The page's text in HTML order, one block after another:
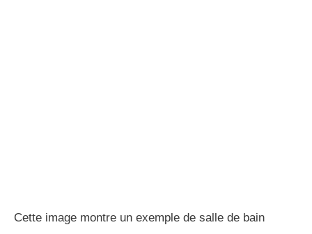
Cette image montre un exemple de salle de bain